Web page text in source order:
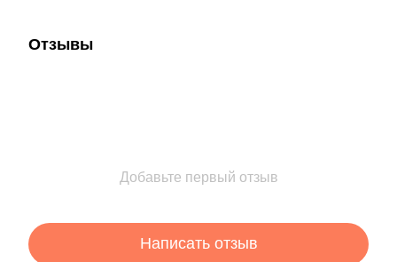
Отзывы
Добавьте первый отзыв
Написать отзыв